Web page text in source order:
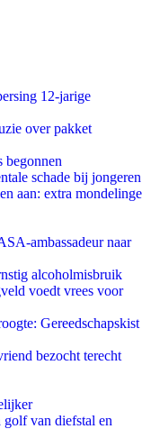
12-jarige
over pakket
begonnen
schade bij jongeren
aan: extra mondelinge
ambassadeur naar
alcoholmisbruik
voedt vrees voor
Gereedschapskist
bezocht terecht
van diefstal en